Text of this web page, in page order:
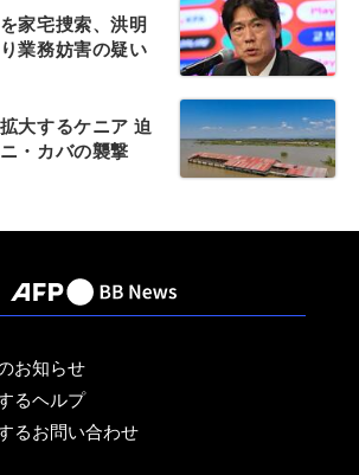
家宅捜索、洪明
業務妨害の疑い
大するケニア 迫
・カバの襲撃
お知らせ
るヘルプ
るお問い合わせ